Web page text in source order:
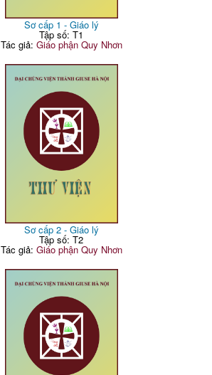
Sơ cấp 1 - Giáo lý
Tập số: T1
Tác giả: Giáo phận Quy Nhơn
Sơ cấp 2 - Giáo lý
Tập số: T2
Tác giả: Giáo phận Quy Nhơn